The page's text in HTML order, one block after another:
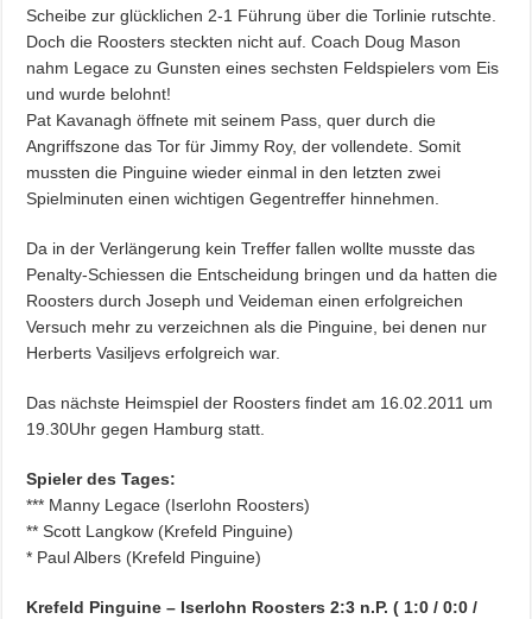
Scheibe zur glücklichen 2-1 Führung über die Torlinie rutschte.
Doch die Roosters steckten nicht auf. Coach Doug Mason
nahm Legace zu Gunsten eines sechsten Feldspielers vom Eis
und wurde belohnt!
Pat Kavanagh öffnete mit seinem Pass, quer durch die
Angriffszone das Tor für Jimmy Roy, der vollendete. Somit
mussten die Pinguine wieder einmal in den letzten zwei
Spielminuten einen wichtigen Gegentreffer hinnehmen.
Da in der Verlängerung kein Treffer fallen wollte musste das
Penalty-Schiessen die Entscheidung bringen und da hatten die
Roosters durch Joseph und Veideman einen erfolgreichen
Versuch mehr zu verzeichnen als die Pinguine, bei denen nur
Herberts Vasiljevs erfolgreich war.
Das nächste Heimspiel der Roosters findet am 16.02.2011 um
19.30Uhr gegen Hamburg statt.
Spieler des Tages:
*** Manny Legace (Iserlohn Roosters)
** Scott Langkow (Krefeld Pinguine)
* Paul Albers (Krefeld Pinguine)
Krefeld Pinguine – Iserlohn Roosters 2:3 n.P. ( 1:0 / 0:0 /